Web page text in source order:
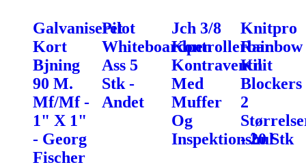
Galvaniseret
Kort
Bjning
90 M.
Mf/Mf -
1" X 1"
- Georg
Fischer
Pilot
Whiteboardpen
Ass 5
Stk -
Andet
Jch 3/8
Kontrollerbar
Kontraventil
Med
Muffer
Og
Inspektionshul
Knitpro
Rainbow
Knit
Blockers
2
- 20 Stk